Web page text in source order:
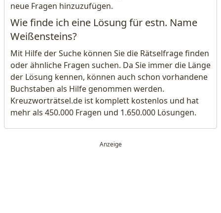
neue Fragen hinzuzufügen.
Wie finde ich eine Lösung für estn. Name
Weißensteins?
Mit Hilfe der Suche können Sie die Rätselfrage finden
oder ähnliche Fragen suchen. Da Sie immer die Länge
der Lösung kennen, können auch schon vorhandene
Buchstaben als Hilfe genommen werden.
Kreuzworträtsel.de ist komplett kostenlos und hat
mehr als 450.000 Fragen und 1.650.000 Lösungen.